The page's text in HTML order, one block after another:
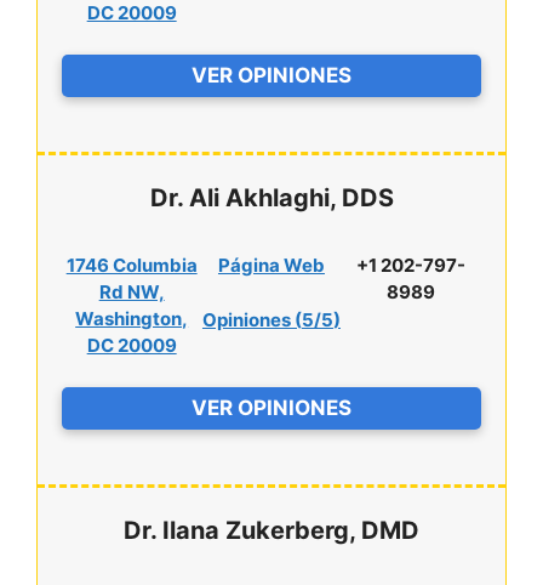
DC 20009
VER OPINIONES
Dr. Ali Akhlaghi, DDS
1746 Columbia
Rd NW,
Washington,
DC 20009
Página Web
Opiniones (5/5)
+1 202-797-
8989
VER OPINIONES
Dr. Ilana Zukerberg, DMD